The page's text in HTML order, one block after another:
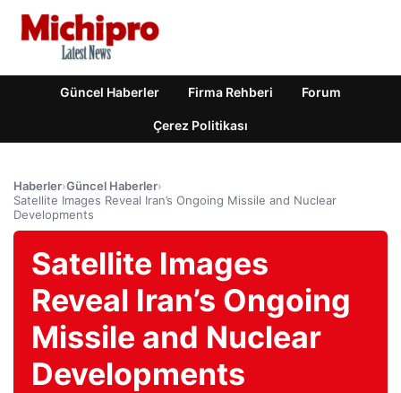
Güncel Haberler Firma Rehberi Forum
Çerez Politikası
Haberler›Güncel Haberler›
Satellite Images Reveal Iran’s Ongoing Missile and Nuclear
Developments
Satellite Images
Reveal Iran’s Ongoing
Missile and Nuclear
Developments